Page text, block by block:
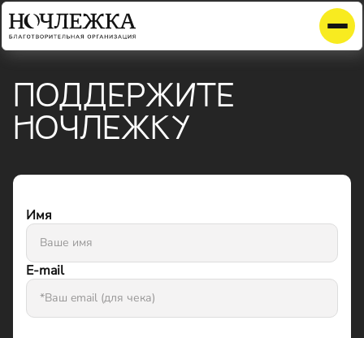
ПОДДЕРЖИТЕ
НОЧЛЕЖКУ
Имя
E-mail